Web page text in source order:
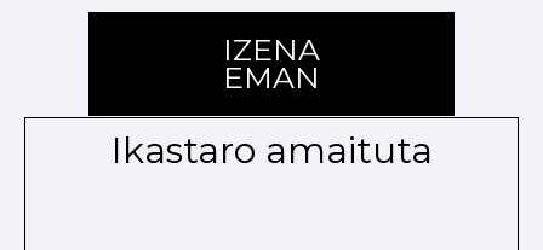
IZENA
EMAN
Ikastaro amaituta